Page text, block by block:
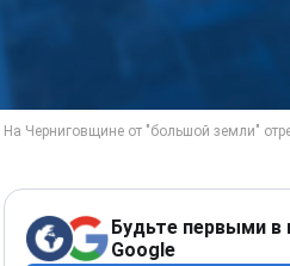
Будьте первыми в
Google